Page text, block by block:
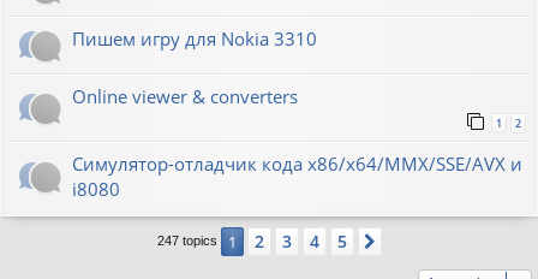
Пишем игру для Nokia 3310
Online viewer & converters
1 2
Симулятор-отладчик кода x86/x64/MMX/SSE/AVX и
i8080
247 topics 1 2 3 4 5